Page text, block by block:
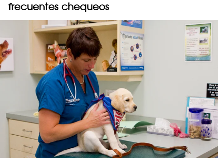
frecuentes chequeos